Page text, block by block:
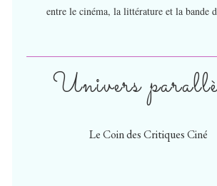
Univers
Le Coin des Critiques Ciné
entre le cinéma, la littérature et la bande